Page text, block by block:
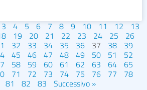
3 4 5 6 7 8 9 10 11 12 13
19 20 21 22 23 24 25 26
32 33 34 35 36 37 38 39
45 46 47 48 49 50 51 52
58 59 60 61 62 63 64 65
71 72 73 74 75 76 77 78
81 82 83 Successivo »